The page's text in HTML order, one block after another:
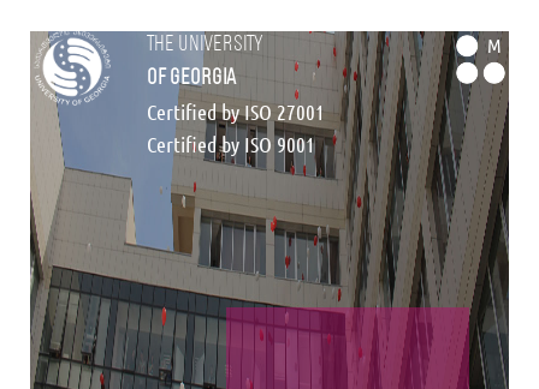
the university
of georgia
Certified by ISO 27001
Certified by ISO 9001
M